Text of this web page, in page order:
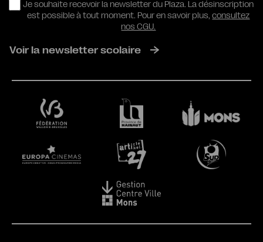
RGPD
Je souhaite recevoir la newsletter du Plaza. La désinscription
est possible à tout moment. Pour en savoir plus,consultez
nos CGU.
Voir la newsletter scolaire